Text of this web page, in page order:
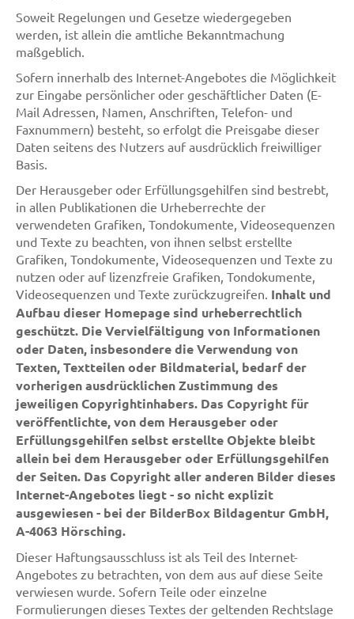
Soweit Regelungen und Gesetze wiedergegeben
werden, ist allein die amtliche Bekanntmachung
maßgeblich.
Sofern innerhalb des Internet-Angebotes die Möglichkeit
zur Eingabe persönlicher oder geschäftlicher Daten (E-
Mail Adressen, Namen, Anschriften, Telefon- und
Faxnummern) besteht, so erfolgt die Preisgabe dieser
Daten seitens des Nutzers auf ausdrücklich freiwilliger
Basis.
Der Herausgeber oder Erfüllungsgehilfen sind bestrebt,
in allen Publikationen die Urheberrechte der
verwendeten Grafiken, Tondokumente, Videosequenzen
und Texte zu beachten, von ihnen selbst erstellte
Grafiken, Tondokumente, Videosequenzen und Texte zu
nutzen oder auf lizenzfreie Grafiken, Tondokumente,
Videosequenzen und Texte zurückzugreifen. Inhalt und
Aufbau dieser Homepage sind urheberrechtlich
geschützt. Die Vervielfältigung von Informationen
oder Daten, insbesondere die Verwendung von
Texten, Textteilen oder Bildmaterial, bedarf der
vorherigen ausdrücklichen Zustimmung des
jeweiligen Copyrightinhabers. Das Copyright für
veröffentlichte, von dem Herausgeber oder
Erfüllungsgehilfen selbst erstellte Objekte bleibt
allein bei dem Herausgeber oder Erfüllungsgehilfen
der Seiten. Das Copyright aller anderen Bilder dieses
Internet-Angebotes liegt - so nicht explizit
ausgewiesen - bei der BilderBox Bildagentur GmbH,
A-4063 Hörsching.
Dieser Haftungsausschluss ist als Teil des Internet-
Angebotes zu betrachten, von dem aus auf diese Seite
verwiesen wurde. Sofern Teile oder einzelne
Formulierungen dieses Textes der geltenden Rechtslage